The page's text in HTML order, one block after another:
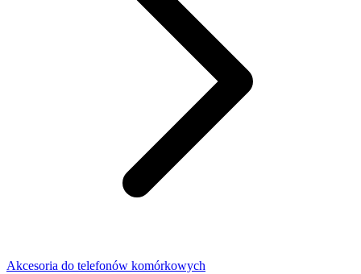
Akcesoria do telefonów komórkowych